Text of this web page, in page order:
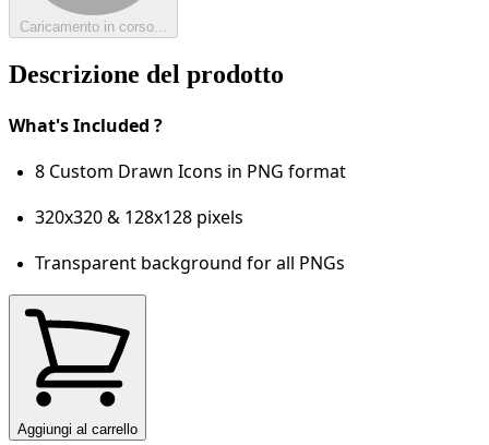
Caricamento in corso...
Descrizione del prodotto
What's Included ?
8 Custom Drawn Icons in PNG format
320x320 & 128x128 pixels
Transparent background for all PNGs
Aggiungi al carrello